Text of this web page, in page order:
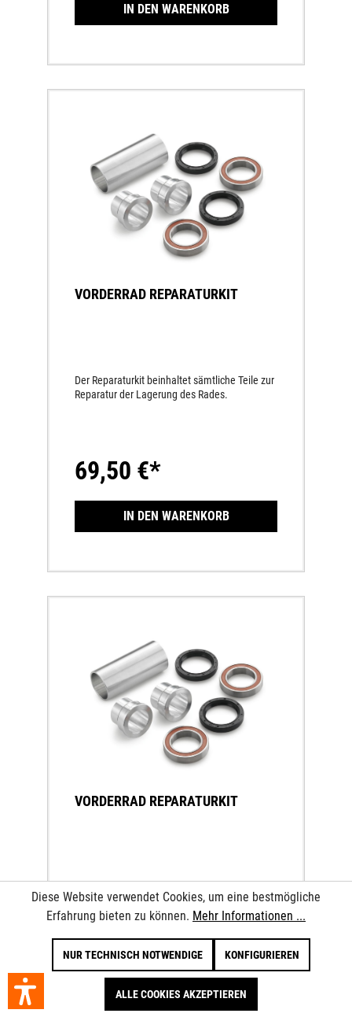
IN DEN WARENKORB
VORDERRAD REPARATURKIT
Der Reparaturkit beinhaltet sämtliche Teile zur
Reparatur der Lagerung des Rades.
69,50 €*
IN DEN WARENKORB
VORDERRAD REPARATURKIT
Reparatur der Lagerung des Rades.
75,57 €*
Diese Website verwendet Cookies, um eine bestmögliche
Erfahrung bieten zu können. Mehr Informationen ...
NUR TECHNISCH NOTWENDIGE KONFIGURIEREN
ALLE COOKIES AKZEPTIEREN